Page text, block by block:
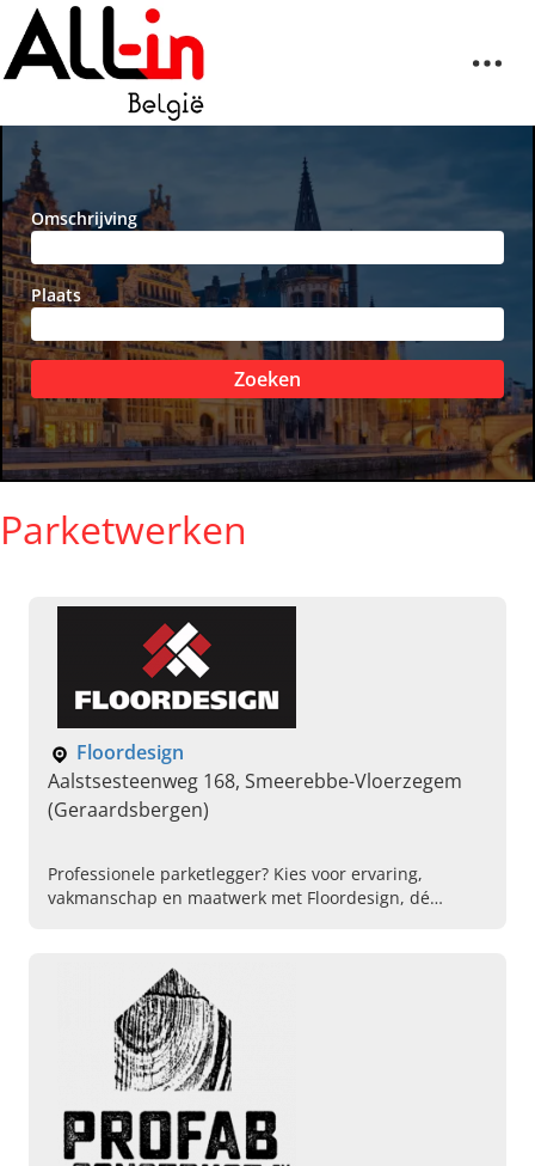
Omschrijving
Plaats
Zoeken
Parketwerken
Floordesign
Aalstsesteenweg 168, Smeerebbe-Vloerzegem
(Geraardsbergen)
Professionele parketlegger? Kies voor ervaring,
vakmanschap en maatwerk met Floordesign, dé